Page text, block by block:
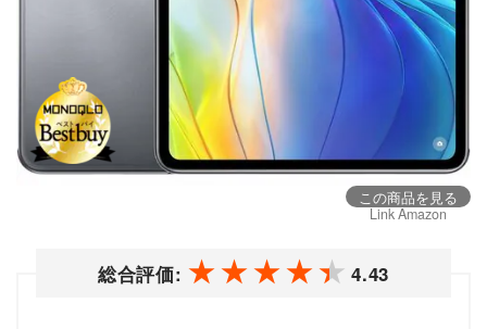
この商品を見る
Link Amazon
総合評価: 4.43